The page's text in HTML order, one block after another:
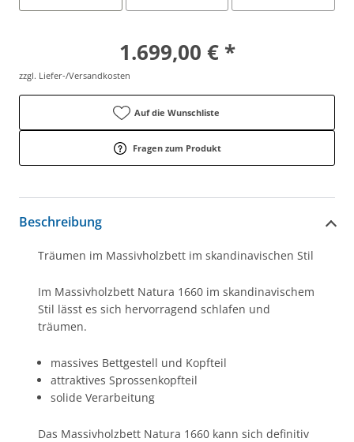
1.699,00 € *
zzgl. Liefer-/Versandkosten
Auf die Wunschliste
Fragen zum Produkt
Beschreibung
Träumen im Massivholzbett im skandinavischen Stil
Im Massivholzbett Natura 1660 im skandinavischem
Stil lässt es sich hervorragend schlafen und
träumen.
massives Bettgestell und Kopfteil
attraktives Sprossenkopfteil
solide Verarbeitung
Das Massivholzbett Natura 1660 kann sich definitiv